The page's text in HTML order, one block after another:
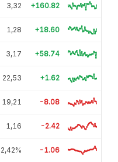
3,32 +160.82
1,28 +18.60
3,17 +58.74
22,53 +1.62
19,21 -8.08
1,16 -2.42
2,42% -1.06